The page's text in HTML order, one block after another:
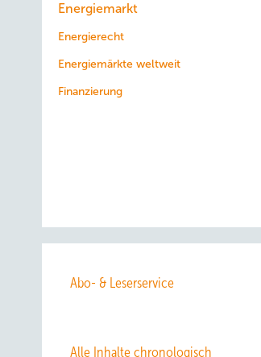
Energiemarkt
Energierecht
Energiemärkte weltweit
Finanzierung
Abo- & Leserservice
Alle Inhalte chronologisch